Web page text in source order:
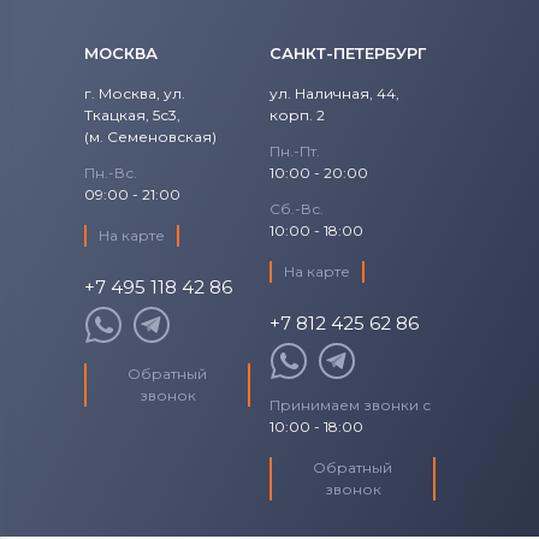
МОСКВА
г. Москва, ул.
Ткацкая, 5с3,
(м. Семеновская)
Пн.-Вс.
09:00 - 21:00
На карте
+7 495 118 42 86
Обратный
звонок
САНКТ-ПЕТЕРБУРГ
ул. Наличная, 44,
корп. 2
Пн.-Пт.
10:00 - 20:00
Сб.-Вс.
10:00 - 18:00
На карте
+7 812 425 62 86
Принимаем звонки с
10:00 - 18:00
Обратный
звонок